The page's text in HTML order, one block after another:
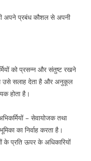
अपने प्रबंध कौशल से अपनी
को प्रसन्न और संतुष्ट रखने
उसे सलाह देता है और अनुकूल
होता है।
– सेवायोजक तथा
का निर्वाह करता है।
के प्रति ऊपर के अधिकारियों